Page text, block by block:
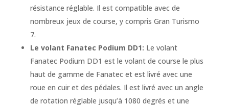
résistance réglable. Il est compatible avec de
nombreux jeux de course, y compris Gran Turismo
7.
Le volant Fanatec Podium DD1: Le volant
Fanatec Podium DD1 est le volant de course le plus
haut de gamme de Fanatec et est livré avec une
roue en cuir et des pédales. Il est livré avec un angle
de rotation réglable jusqu’à 1080 degrés et une